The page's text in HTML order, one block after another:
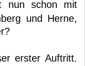
nun schon mit
und Herne,
erster Auftritt.